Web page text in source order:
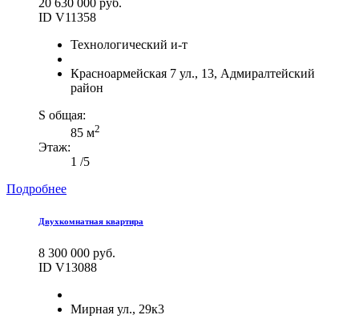
ID V11358
Технологический и-т
Красноармейская 7 ул., 13, Адмиралтейский
район
S общая:
85 м2
Этаж:
1 /5
Подробнее
Двухкомнатная квартира
8 300 000 руб.
ID V13088
Мирная ул., 29к3